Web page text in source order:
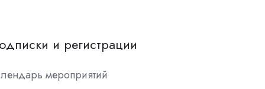
и регистрации
мероприятий